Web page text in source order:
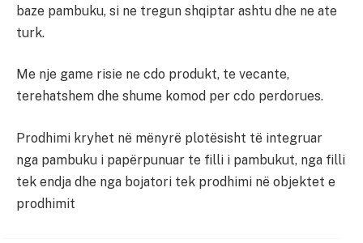
baze pambuku, si ne tregun shqiptar ashtu dhe ne ate
turk.
Me nje game risie ne cdo produkt, te vecante,
terehatshem dhe shume komod per cdo perdorues.
Prodhimi kryhet në mënyrë plotësisht të integruar
nga pambuku i papërpunuar te filli i pambukut, nga filli
tek endja dhe nga bojatori tek prodhimi në objektet e
prodhimit